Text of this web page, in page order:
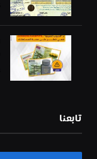
تابعنا